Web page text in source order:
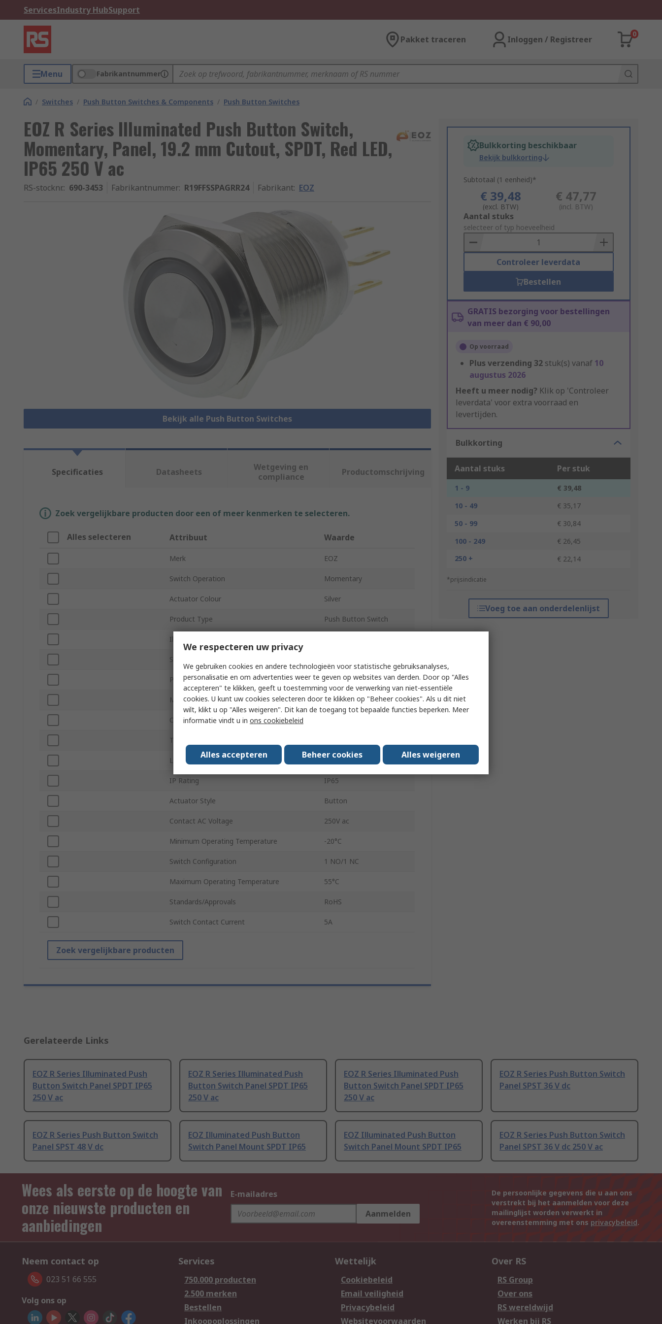
ServicesIndustry HubSupport
Pakket traceren Inloggen / Registreer
0
Menu Fabrikantnummer
/ Switches / Push Button Switches & Components / Push Button Switches
EOZ R Series Illuminated Push Button Switch,
Momentary, Panel, 19.2 mm Cutout, SPDT, Red LED,
IP65 250 V ac
RS-stocknr.: 690-3453 Fabrikantnummer: R19FFSSPAGRR24 Fabrikant: EOZ
Bekijk alle Push Button Switches
Bulkkorting beschikbaar
Bekijk bulkkorting
Subtotaal (1 eenheid)*
€ 39,48
(excl. BTW)
€ 47,77
(incl. BTW)
Add
to
Basket
Aantal stuks
selecteer of typ hoeveelheid
Controleer leverdata
Bestellen
GRATIS bezorging voor bestellingen
van meer dan € 90,00
Op voorraad
Plus verzending 32 stuk(s) vanaf 10
augustus 2026
Heeft u meer nodig? Klik op 'Controleer
leverdata' voor extra voorraad en
levertijden.
Bulkkorting
Aantal stuks Per stuk
1 - 9
€ 39,48
10 - 49
€ 35,17
50 - 99
€ 30,84
100 - 249
€ 26,45
250 +
€ 22,14
*prijsindicatie
Voeg toe aan onderdelenlijst
Specificaties Datasheets
Wetgeving en
compliance
Productomschrijving
Zoek vergelijkbare producten door een of meer kenmerken te selecteren.
Alles selecteren Attribuut Waarde
Merk EOZ
Switch Operation Momentary
Actuator Colour Silver
Product Type Push Button Switch
Illuminated
Series
Panel Cutout Size 19.2 mm
Mount Type Panel
Contact Configuration
Terminal Type
LED Colour Red
IP Rating IP65
Actuator Style Button
Contact AC Voltage 250V ac
Minimum Operating Temperature -20°C
Switch Configuration 1 NO/1 NC
Maximum Operating Temperature 55°C
Standards/Approvals RoHS
Switch Contact Current 5A
Zoek vergelijkbare producten
Gerelateerde Links
EOZ R Series Illuminated Push
Button Switch Panel SPDT IP65
250 V ac
EOZ R Series Illuminated Push
Button Switch Panel SPDT IP65
250 V ac
EOZ R Series Illuminated Push
Button Switch Panel SPDT IP65
250 V ac
EOZ R Series Push Button Switch
Panel SPST 36 V dc
EOZ R Series Push Button Switch
Panel SPST 48 V dc
EOZ Illuminated Push Button
Switch Panel Mount SPDT IP65
EOZ Illuminated Push Button
Switch Panel Mount SPDT IP65
EOZ R Series Push Button Switch
Panel SPST 36 V dc 250 V ac
Wees als eerste op de hoogte van
onze nieuwste producten en
aanbiedingen
E-mailadres
Aanmelden
De persoonlijke gegevens die u aan ons
verstrekt bij het aanmelden voor deze
mailinglijst worden verwerkt in
overeenstemming met ons privacybeleid.
Neem contact op
023 51 66 555
Volg ons op
Services
750.000 producten
2.500 merken
Bestellen
Inkoopoplossingen
Wettelijk
Cookiebeleid
Email veiligheid
Privacybeleid
Websitevoorwaarden
Over RS
RS Group
Over ons
RS wereldwijd
Werken bij RS
We respecteren uw privacy
We gebruiken cookies en andere technologieën voor statistische gebruiksanalyses,
personalisatie en om advertenties weer te geven op websites van derden. Door op "Alles
accepteren" te klikken, geeft u toestemming voor de verwerking van niet-essentiële
cookies. U kunt uw cookies selecteren door te klikken op "Beheer cookies". Als u dit niet
wilt, klikt u op "Alles weigeren". Dit kan de toegang tot bepaalde functies beperken. Meer
informatie vindt u in ons cookiebeleid
Alles accepteren Beheer cookies Alles weigeren